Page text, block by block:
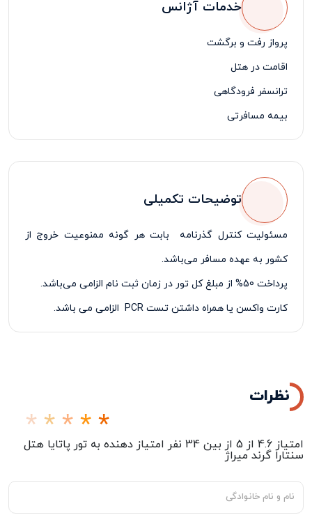
خدمات آژانس
پرواز رفت و برگشت
اقامت در هتل
ترانسفر فرودگاهی
بیمه مسافرتی
لیدر مسافرتی فارسی زبان
توضیحات تکمیلی
مسئولیت کنترل گذرنامه بابت هر گونه ممنوعیت خروج از
کشور به عهده مسافر می‌باشد.
پرداخت 50% از مبلغ کل تور در زمان ثبت نام الزامی می‌باشد.
کارت واکسن یا همراه داشتن تست PCR الزامی می باشد.
نظرات
امتیاز 4.6 از 5 از بین 34 نفر امتیاز دهنده به تور پاتایا هتل
سنتارا گرند میراژ